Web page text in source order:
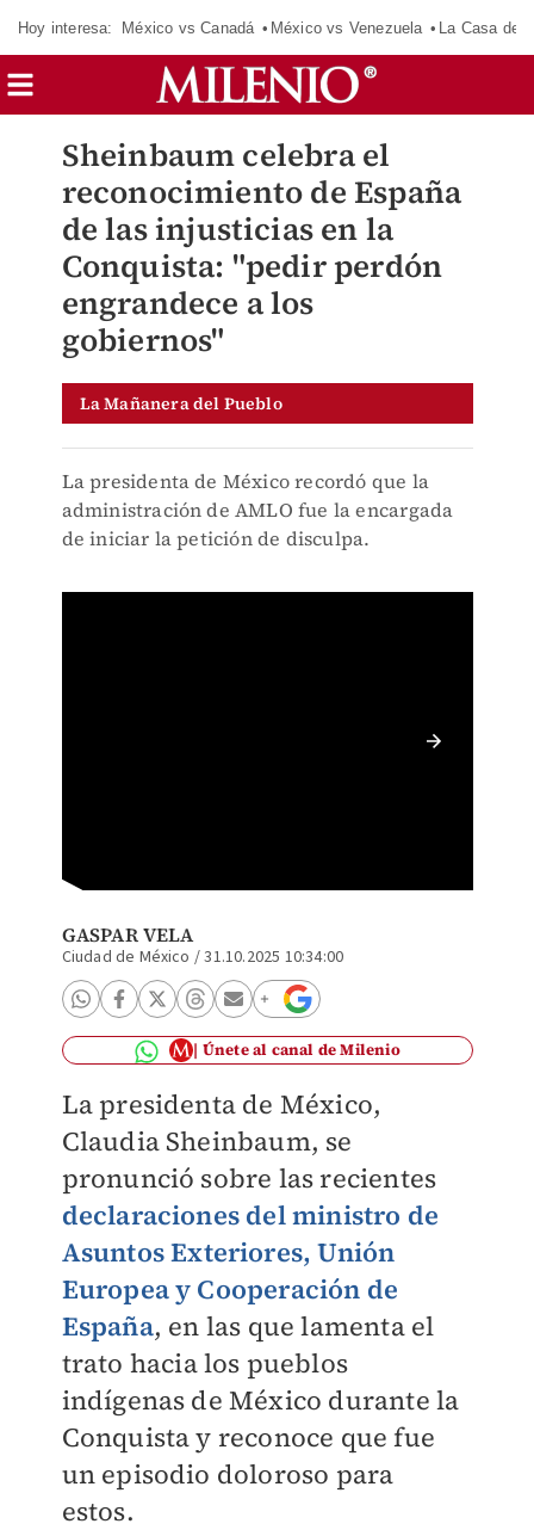
Hoy interesa: México vs Canadá México vs Venezuela La Casa de
Sheinbaum celebra el
reconocimiento de España
de las injusticias en la
Conquista: "pedir perdón
engrandece a los
gobiernos"
La Mañanera del Pueblo
La presidenta de México recordó que la
administración de AMLO fue la encargada
de iniciar la petición de disculpa.
GASPAR VELA
Ciudad de México /31.10.2025 10:34:00
Únete al canal de Milenio
La presidenta de México,
Claudia Sheinbaum, se
pronunció sobre las recientes
declaraciones del ministro de
Asuntos Exteriores, Unión
Europea y Cooperación de
España, en las que lamenta el
trato hacia los pueblos
indígenas de México durante la
Conquista y reconoce que fue
un episodio doloroso para
estos.